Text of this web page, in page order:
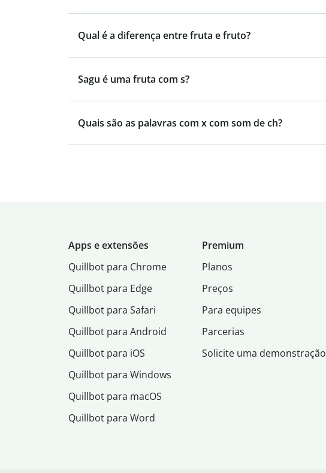
Qual é a diferença entre fruta e fruto?
Sagu é uma fruta com s?
Quais são as palavras com x com som de ch?
Apps e extensões
Quillbot para Chrome
Quillbot para Edge
Quillbot para Safari
Quillbot para Android
Quillbot para iOS
Quillbot para Windows
Quillbot para macOS
Quillbot para Word
Premium
Planos
Preços
Para equipes
Parcerias
Solicite uma demonstração